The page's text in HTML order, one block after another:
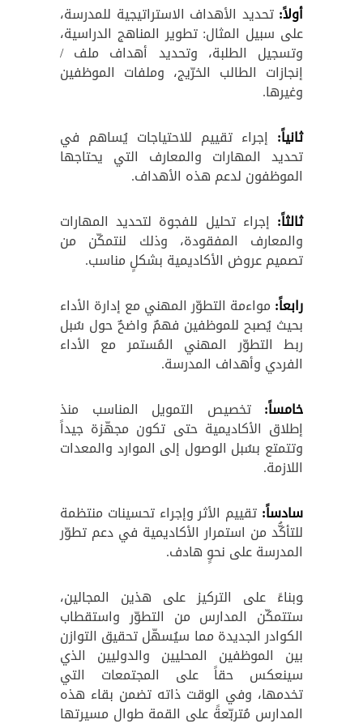
أولاً: تحديد الأهداف الاستراتيجية للمدرسة،
على سبيل المثال: تطوير المناهج الدراسية،
وتسجيل الطلبة، وتحديد أهداف ملف /
إنجازات الطالب الخرّيج، وملفات الموظفين
وغيرها.
ثانياً: إجراء تقييم للاحتياجات يُساهم في
تحديد المهارات والمعارف التي يحتاجها
الموظفون لدعم هذه الأهداف.
ثالثاً: إجراء تحليل للفجوة لتحديد المهارات
والمعارف المفقودة، وذلك لنتمكّن من
تصميم عروض الأكاديمية بشكلٍ مناسب.
رابعاً: مواءمة التطوّر المهني مع إدارة الأداء
بحيث يُصبح للموظفين فهمٌ واضحٌ حول سُبل
ربط التطوّر المهني المُستمر مع الأداء
الفردي وأهداف المدرسة.
خامساً: تخصيص التمويل المناسب منذ
إطلاق الأكاديمية حتى تكون مجهّزة جيداً
وتتمتع بسُبل الوصول إلى الموارد والمعدات
اللازمة.
سادساً: تقييم الأثر وإجراء تحسينات منتظمة
للتأكُّد من استمرار الأكاديمية في دعم تطوّر
المدرسة على نحوٍ هادف.
‍وبناءً على التركيز على هذين المجالين،
ستتمكّن المدارس من التطوّر واستقطاب
الكوادر الجديدة مما سيُسهّل تحقيق التوازن
بين الموظفين المحليين والدوليين الذي
سينعكس حقاً على المجتمعات التي
تخدمها، وفي الوقت ذاته تضمن بقاء هذه
المدارس مُتربّعةً على القمة طوال مسيرتها